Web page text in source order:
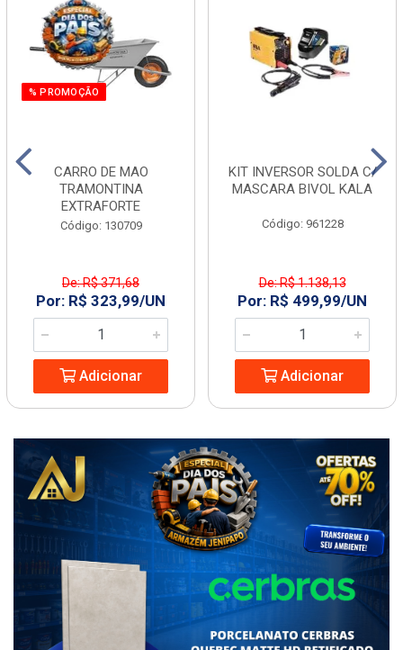
% PROMOÇÃO
CARRO DE MAO
TRAMONTINA
EXTRAFORTE
Código: 130709
De: R$ 371,68
Por: R$ 323,99/UN
Adicionar
KIT INVERSOR SOLDA C/
MASCARA BIVOL KALA
Código: 961228
De: R$ 1.138,13
Por: R$ 499,99/UN
Adicionar